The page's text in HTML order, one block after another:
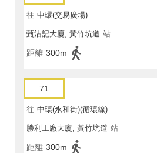
往 中環(交易廣場)
甄沾記大廈, 黃竹坑道 站
距離 300m
71
往 中環(永和街)(循環線)
勝利工廠大廈, 黃竹坑道 站
距離 300m